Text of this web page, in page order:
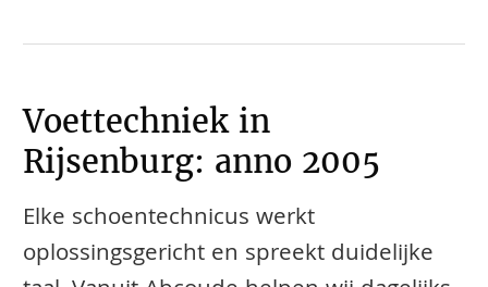
Voettechniek in
Rijsenburg: anno 2005
Elke schoentechnicus werkt
oplossingsgericht en spreekt duidelijke